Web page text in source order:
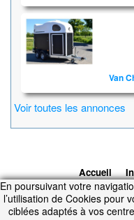
Van
Voir toutes les annonces
Accueil
d'utilisation
Contacts
En poursuivant votre
l’utilisation de Cookies pour
ciblées adaptés à vos